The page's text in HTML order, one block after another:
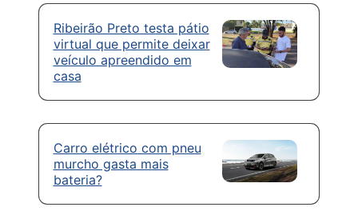
Ribeirão Preto testa pátio
virtual que permite deixar
veículo apreendido em
casa
Carro elétrico com pneu
murcho gasta mais
bateria?